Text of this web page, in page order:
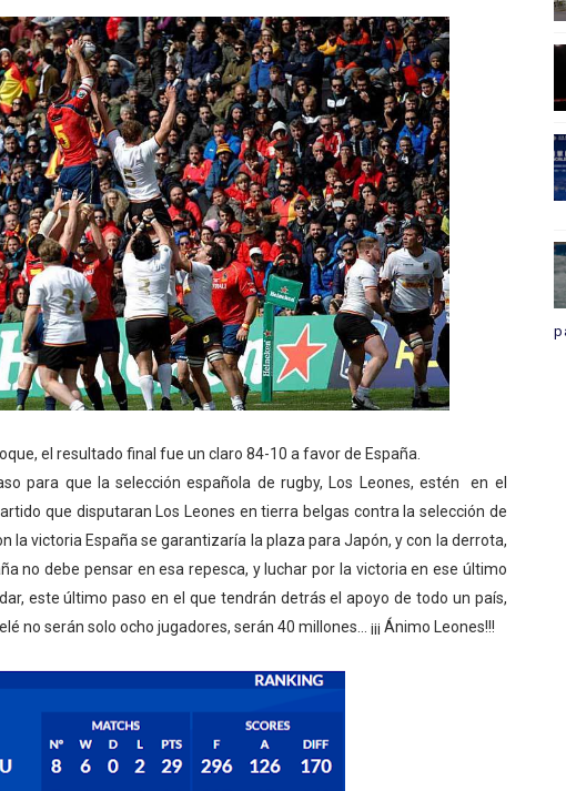
el resultado final fue un claro 84-10 a favor de España.
para que la selección española de rugby, Los Leones, estén en el
que disputaran Los Leones en tierra belgas contra la selección de
la victoria España se garantizaría la plaza para Japón, y con la derrota,
no debe pensar en esa repesca, y luchar por la victoria en ese último
este último paso en el que tendrán detrás el apoyo de todo un país,
no serán solo ocho jugadores, serán 40 millones... ¡¡¡ Ánimo Leones!!!